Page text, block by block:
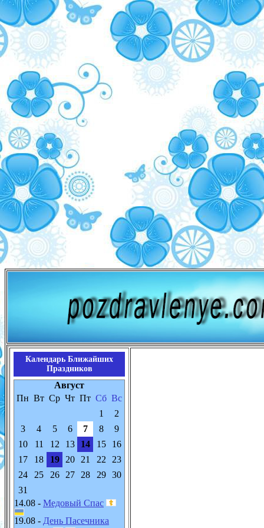
Календарь Ближайших
Праздников
Август
Пн Вт Ср Чт Пт Сб Вс
1
2
3
4 5 6 7 8
9
10
11 12 13 14 15
16
17
18 19 20 21 22
23
24
25 26 27 28 29
30
31
14.08 - Медовый Спас
19.08 - День Пасечника